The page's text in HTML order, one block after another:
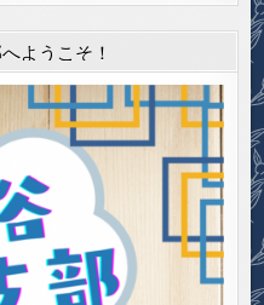
ようこそ！